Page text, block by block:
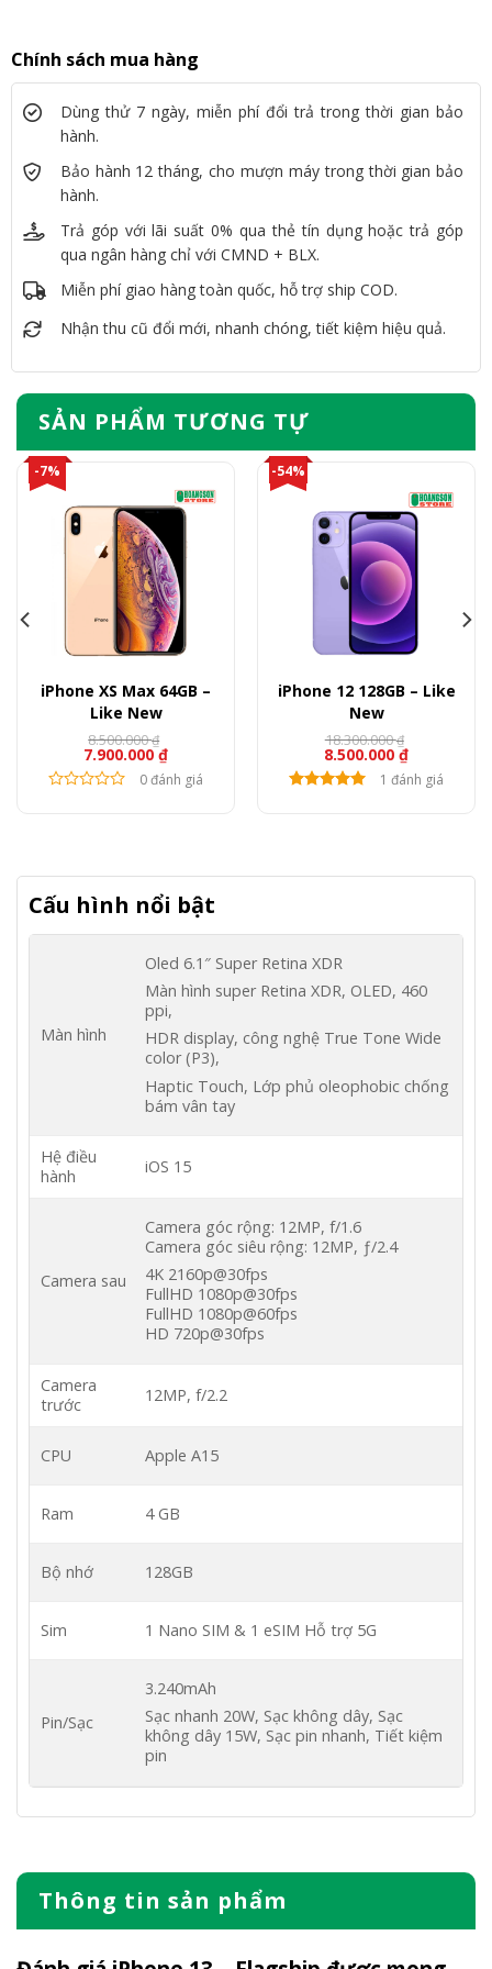
Chính sách mua hàng
Dùng thử 7 ngày, miễn phí đổi trả trong thời gian bảo
hành.
Bảo hành 12 tháng, cho mượn máy trong thời gian bảo
hành.
Trả góp với lãi suất 0% qua thẻ tín dụng hoặc trả góp
qua ngân hàng chỉ với CMND + BLX.
Miễn phí giao hàng toàn quốc, hỗ trợ ship COD.
Nhận thu cũ đổi mới, nhanh chóng, tiết kiệm hiệu quả.
SẢN PHẨM TƯƠNG TỰ
-7%
iPhone XS Max 64GB –
Like New
7.900.000 ₫
8.500.000₫
0 đánh giá
-54%
iPhone 12 128GB – Like
New
8.500.000 ₫
18.300.000₫
1 đánh giá
Thông tin sản phẩm
Cấu hình nổi bật
Màn hình
Oled 6.1″ Super Retina XDR
Màn hình super Retina XDR, OLED, 460
ppi,
HDR display, công nghệ True Tone Wide
color (P3),
Haptic Touch, Lớp phủ oleophobic chống
bám vân tay
Hệ điều
hành
iOS 15
Camera sau
Camera góc rộng: 12MP, f/1.6
Camera góc siêu rộng: 12MP, ƒ/2.4
4K 2160p@30fps
FullHD 1080p@30fps
FullHD 1080p@60fps
HD 720p@30fps
Camera
trước
12MP, f/2.2
CPU Apple A15
Ram 4 GB
Bộ nhớ 128GB
Sim 1 Nano SIM & 1 eSIM Hỗ trợ 5G
Pin/Sạc
3.240mAh
Sạc nhanh 20W, Sạc không dây, Sạc
không dây 15W, Sạc pin nhanh, Tiết kiệm
pin